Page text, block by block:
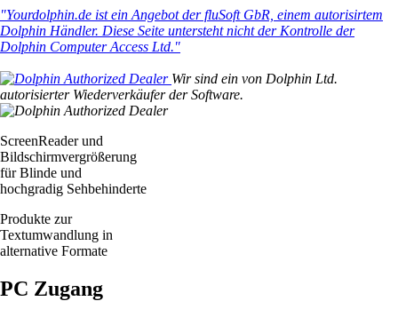
"Yourdolphin.de ist ein Angebot der fluSoft GbR, einem autorisirtem
Dolphin Händler. Diese Seite untersteht nicht der Kontrolle der
Dolphin Computer Access Ltd."
Wir sind ein von Dolphin Ltd.
autorisierter Wiederverkäufer der Software.
ScreenReader und
Bildschirmvergrößerung
für Blinde und
hochgradig Sehbehinderte
Produkte zur
Textumwandlung in
alternative Formate
PC Zugang